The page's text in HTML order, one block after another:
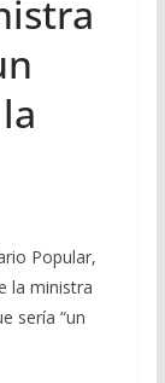
Popular,
la ministra
sería “un